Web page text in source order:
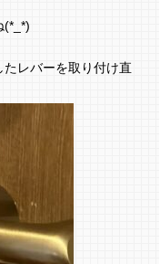
(*_*)
レバーを取り付け直